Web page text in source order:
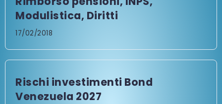
Modulistica, Diritti
17/02/2018
Rischi investimenti Bond
Venezuela 2027